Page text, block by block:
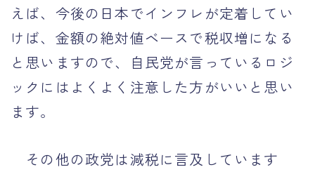
えば、今後の日本でインフレが定着してい
けば、金額の絶対値ベースで税収増になる
と思いますので、自民党が言っているロジ
ックにはよくよく注意した方がいいと思い
ます。
その他の政党は減税に言及しています